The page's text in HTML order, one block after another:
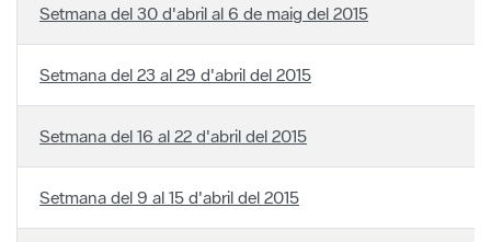
Setmana del 30 d'abril al 6 de maig del 2015
Setmana del 23 al 29 d'abril del 2015
Setmana del 16 al 22 d'abril del 2015
Setmana del 9 al 15 d'abril del 2015